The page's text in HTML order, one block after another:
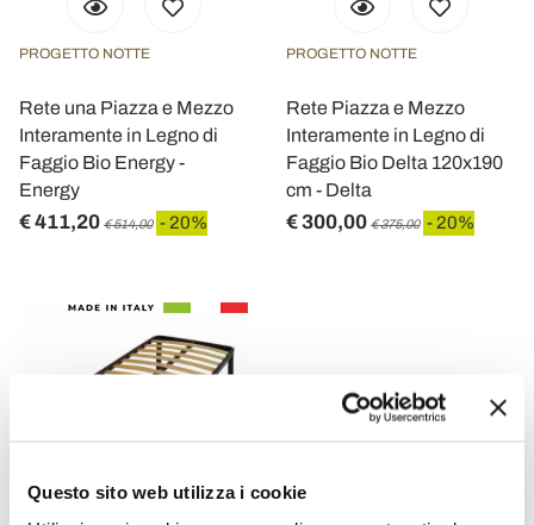
Questo sito web utilizza i cookie
PROGETTO NOTTE
Rete una Piazza e Mezzo
Interamente in Legno di
Faggio Bio Energy -
Energy
€ 411,20 € 514,00 - 20%
PROGETTO NOTTE
Rete Piazza e Mezzo
Interamente in Legno di
Faggio Bio Delta 120x190
cm - Delta
€ 300,00 € 375,00 - 20%